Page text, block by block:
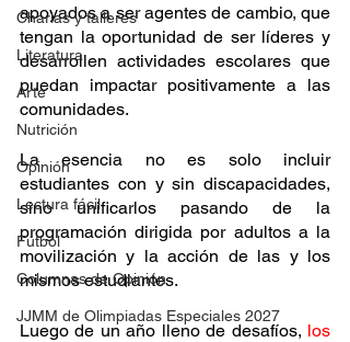
Charlas y talleres
Literatura
Arte
Nutrición
Opinión
Lectura fácil
Fútbol
Columnas de Opinión
JJMM de Olimpiadas Especiales 2027
apoyados a ser agentes de cambio, que
tengan la oportunidad de ser líderes y
desarrollen actividades escolares que
puedan impactar positivamente a las
comunidades.
La esencia no es solo incluir
estudiantes con y sin discapacidades,
sino unificarlos pasando de la
programación dirigida por adultos a la
movilización y la acción de las y los
mismos estudiantes.
Luego de un año lleno de desafíos, los